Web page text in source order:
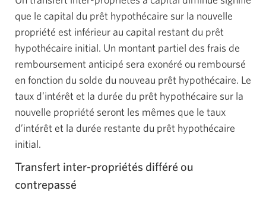
que le capital du prêt hypothécaire sur la nouvelle
propriété est inférieur au capital restant du prêt
hypothécaire initial. Un montant partiel des frais de
remboursement anticipé sera exonéré ou remboursé
en fonction du solde du nouveau prêt hypothécaire. Le
taux d’intérêt et la durée du prêt hypothécaire sur la
nouvelle propriété seront les mêmes que le taux
d’intérêt et la durée restante du prêt hypothécaire
initial.
Transfert inter-propriétés différé ou
contrepassé